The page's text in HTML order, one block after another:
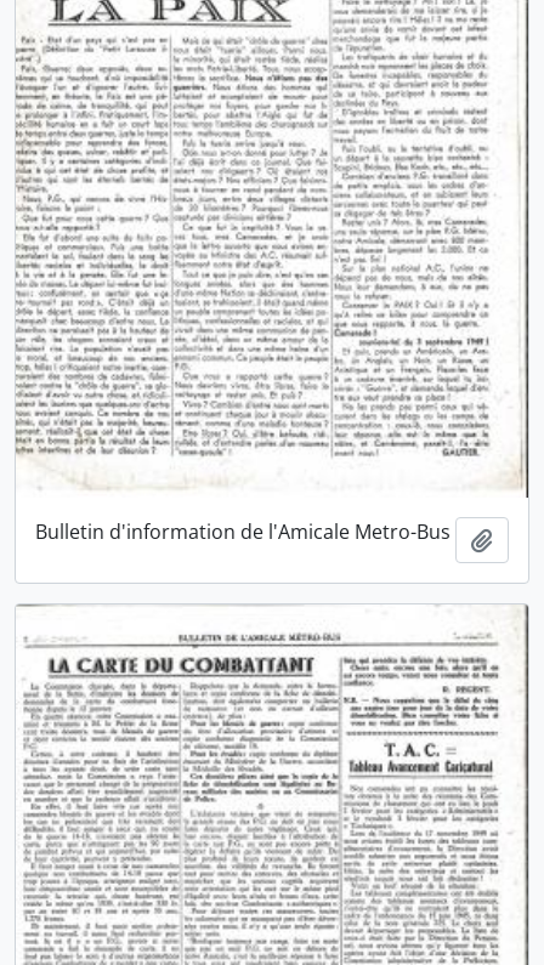
Bulletin d'information de l'Amicale Metro-Bus